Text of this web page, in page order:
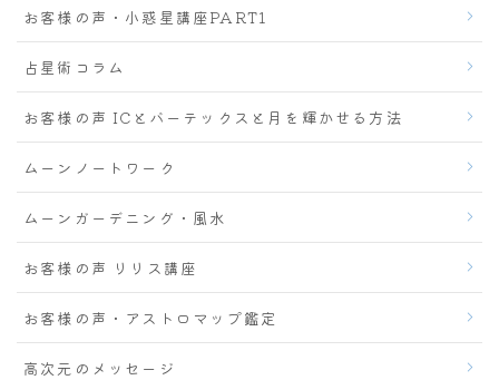
お客様の声・小惑星講座PART1
占星術コラム
お客様の声 ICとバーテックスと月を輝かせる方法
ムーンノートワーク
ムーンガーデニング・風水
お客様の声 リリス講座
お客様の声・アストロマップ鑑定
高次元のメッセージ